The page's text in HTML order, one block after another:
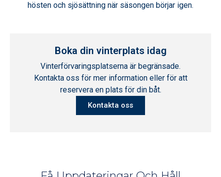
hösten och sjösättning när säsongen börjar igen.
Boka din vinterplats idag
Vinterförvaringsplatserna är begränsade.
Kontakta oss för mer information eller för att
reservera en plats för din båt.
Kontakta oss